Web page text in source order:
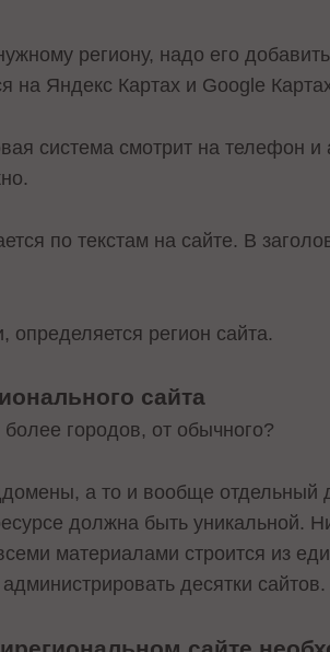
региону, надо его
на Яндекс Картах и Google
система смотрит на телефон
по текстам на сайте. В
определяется регион сайта.
сайта
городов, от обычного?
а то и вообще отдельный
должна быть уникальной.
материалами строится из
десятки сайтов.